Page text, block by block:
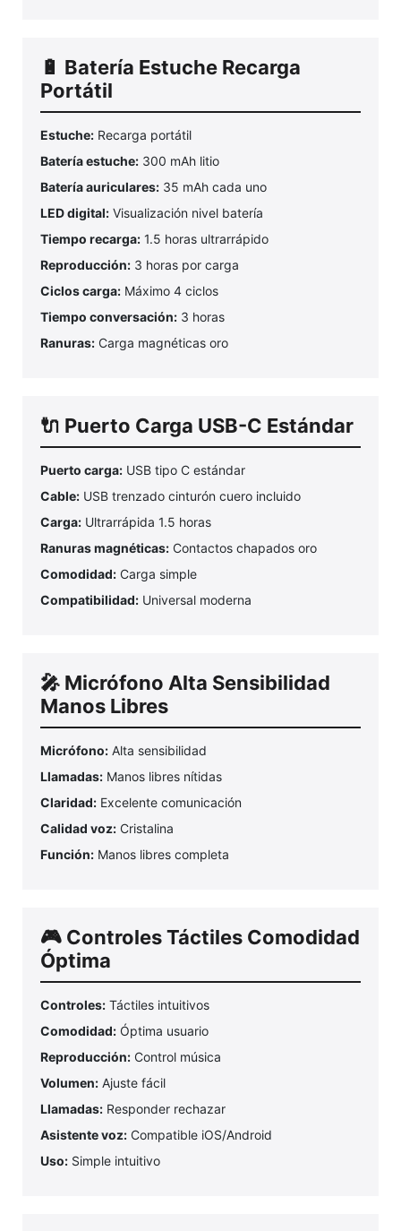
🔋 Batería Estuche Recarga
Portátil
Estuche: Recarga portátil
Batería estuche: 300 mAh litio
Batería auriculares: 35 mAh cada uno
LED digital: Visualización nivel batería
Tiempo recarga: 1.5 horas ultrarrápido
Reproducción: 3 horas por carga
Ciclos carga: Máximo 4 ciclos
Tiempo conversación: 3 horas
Ranuras: Carga magnéticas oro
🔌 Puerto Carga USB-C Estándar
Puerto carga: USB tipo C estándar
Cable: USB trenzado cinturón cuero incluido
Carga: Ultrarrápida 1.5 horas
Ranuras magnéticas: Contactos chapados oro
Comodidad: Carga simple
Compatibilidad: Universal moderna
🎤 Micrófono Alta Sensibilidad
Manos Libres
Micrófono: Alta sensibilidad
Llamadas: Manos libres nítidas
Claridad: Excelente comunicación
Calidad voz: Cristalina
Función: Manos libres completa
🎮 Controles Táctiles Comodidad
Óptima
Controles: Táctiles intuitivos
Comodidad: Óptima usuario
Reproducción: Control música
Volumen: Ajuste fácil
Llamadas: Responder rechazar
Asistente voz: Compatible iOS/Android
Uso: Simple intuitivo